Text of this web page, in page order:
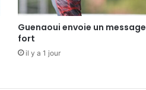
Guenaoui envoie un message
fort
il y a 1 jour